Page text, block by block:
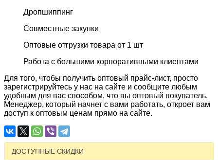
Дропшиппинг
Совместные закупки
Оптовые отгрузки товара от 1 шт
Работа с большими корпоративными клиентами
Для того, чтобы получить оптовый прайс-лист, просто
зарегистрируйтесь у нас на сайте и сообщите любым
удобным для вас способом, что вы оптовый покупатель.
Менеджер, который начнет с вами работать, откроет вам
доступ к оптовым ценам прямо на сайте.
ДОСТУПНЫЕ СКИДКИ